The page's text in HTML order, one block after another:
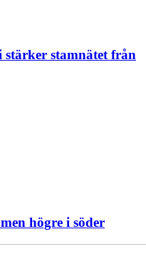
stamnätet från
högre i söder